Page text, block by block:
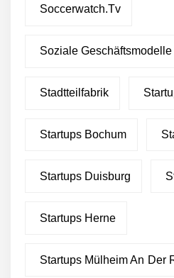
Soccerwatch.tv
Soziale Geschäftsmodelle
Stadtteilfabrik
Startups Bochum
Startups Duisburg
Startups Herne
Startups Mülheim An Der